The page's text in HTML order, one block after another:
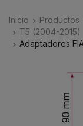
Inicio Productos
T5 (2004-2015)
Adaptadores